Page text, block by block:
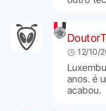
12/10/
anos. é
acabou.